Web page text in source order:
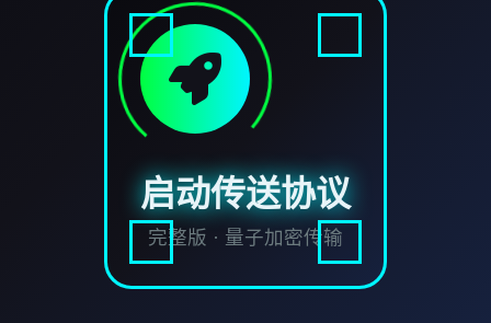
启动传送协议
完整版 · 量子加密传输